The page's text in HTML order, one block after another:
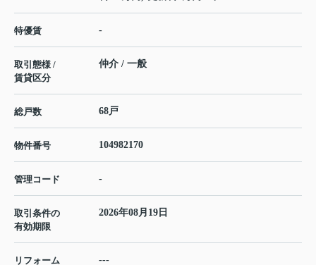
特優賃 -
取引態様 /
賃貸区分
仲介 / 一般
総戸数 68戸
物件番号 104982170
管理コード -
取引条件の
有効期限
2026年08月19日
リフォーム ---